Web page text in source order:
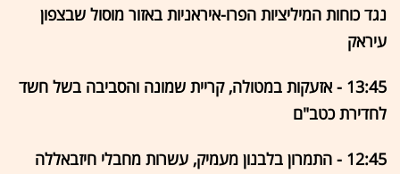
נגד כוחות המיליציות הפרו-איראניות באזור מוסול שבצפון
עיראק
13:45 - אזעקות במטולה, קריית שמונה והסביבה בשל חשד
לחדירת כטב"ם
12:45 - התמרון בלבנון מעמיק, עשרות מחבלי חיזבאללה